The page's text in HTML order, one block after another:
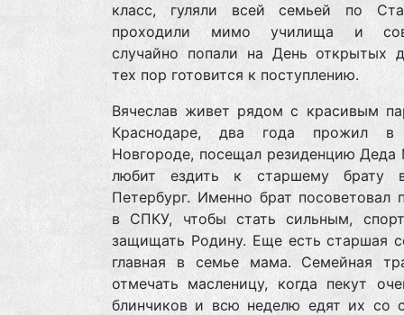
класс, гуляли всей семьей по
проходили мимо училища и
случайно попали на День открытых
тех пор готовится к поступлению.
Вячеслав живет рядом с красивым
Краснодаре, два года прожил
Новгороде, посещал резиденцию Деда
любит ездить к старшему брату
Петербург. Именно брат посоветовал
в СПКУ, чтобы стать сильным,
защищать Родину. Еще есть старшая
главная в семье мама. Семейная
отмечать масленицу, когда пекут
блинчиков и всю неделю едят их со